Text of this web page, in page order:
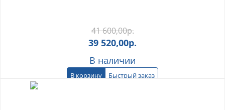
41 600,00р.
39 520,00р.
В наличии
В корзину Быстрый заказ